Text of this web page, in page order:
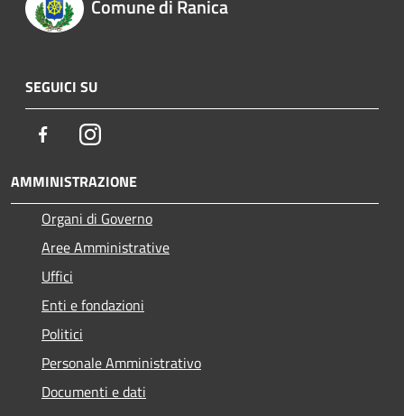
Comune di Ranica
SEGUICI SU
FacebookInstagram
AMMINISTRAZIONE
Organi di Governo
Aree Amministrative
Uffici
Enti e fondazioni
Politici
Personale Amministrativo
Documenti e dati